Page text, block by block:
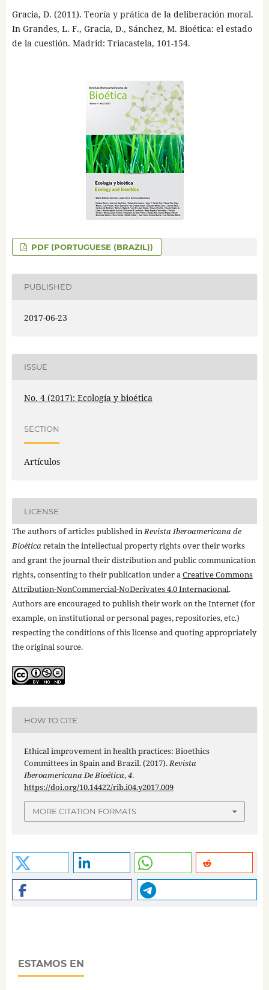
Gracia, D. (2011). Teoría y prática de la deliberación moral.
In Grandes, L. F., Gracia, D., Sánchez, M. Bioética: el estado
de la cuestión. Madrid: Triacastela, 101-154.
PDF (PORTUGUESE (BRAZIL))
PUBLISHED
2017-06-23
ISSUE
No. 4 (2017): Ecología y bioética
SECTION
Artículos
LICENSE
The authors of articles published inRevista Iberoamericana de
Bioéticaretain the intellectual property rights over their works
and grant the journal their distribution and public communication
rights, consenting to their publication under aCreative Commons
Attribution-NonCommercial-NoDerivates 4.0 Internacional.
Authors are encouraged to publish their work on the Internet (for
example, on institutional or personal pages, repositories, etc.)
respecting the conditions of this license and quoting appropriately
the original source.
HOW TO CITE
Ethical improvement in health practices: Bioethics
Committees in Spain and Brazil. (2017).Revista
Iberoamericana De Bioética,4.
https://doi.org/10.14422/rib.i04.y2017.009
MORE CITATION FORMATS
ESTAMOS EN